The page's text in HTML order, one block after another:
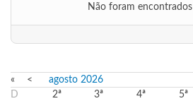
Não foram
« < agosto 2026
D
2ª 3ª 4ª 5ª